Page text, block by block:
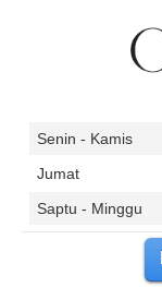
Senin - Kamis
Jumat
Saptu - Minggu